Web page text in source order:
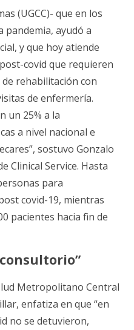
(UGCC)- que en los
pandemia, ayudó a
y que hoy atiende
covid que requieren
rehabilitación con
de enfermería.
un 25% a la
a nivel nacional e
sostuvo Gonzalo
Clinical Service. Hasta
para
covid-19, mientras
pacientes hacia fin de
Metropolitano Central
enfatiza en que “en
no se detuvieron,